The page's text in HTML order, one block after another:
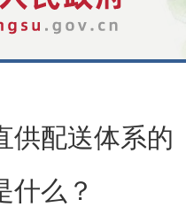
供配送体系的
什么？